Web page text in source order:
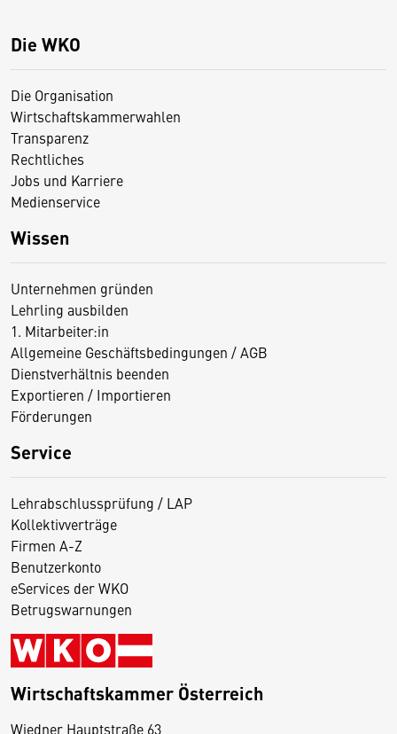
Die WKO
Die Organisation
Wirtschaftskammerwahlen
Transparenz
Rechtliches
Jobs und Karriere
Medienservice
Wissen
Unternehmen gründen
Lehrling ausbilden
1. Mitarbeiter:in
Allgemeine Geschäftsbedingungen / AGB
Dienstverhältnis beenden
Exportieren / Importieren
Förderungen
Service
Lehrabschlussprüfung / LAP
Kollektivverträge
Firmen A-Z
Benutzerkonto
eServices der WKO
Betrugswarnungen
Wirtschaftskammer Österreich
Wiedner Hauptstraße 63